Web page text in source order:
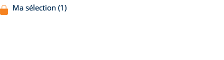
Ma sélection (1)